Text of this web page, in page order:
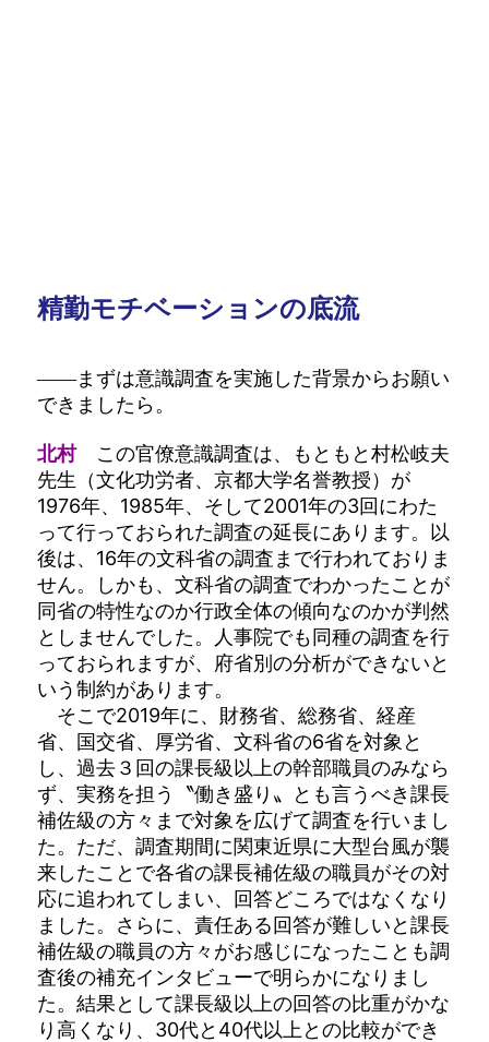
精勤モチベーションの底流
――まずは意識調査を実施した背景からお願い
できましたら。
北村この官僚意識調査は、もともと村松岐夫
先生（文化功労者、京都大学名誉教授）が
1976年、1985年、そして2001年の3回にわた
って行っておられた調査の延長にあります。以
後は、16年の文科省の調査まで行われておりま
せん。しかも、文科省の調査でわかったことが
同省の特性なのか行政全体の傾向なのかが判然
としませんでした。人事院でも同種の調査を行
っておられますが、府省別の分析ができないと
いう制約があります。
そこで2019年に、財務省、総務省、経産
省、国交省、厚労省、文科省の6省を対象と
し、過去３回の課長級以上の幹部職員のみなら
ず、実務を担う〝働き盛り〟とも言うべき課長
補佐級の方々まで対象を広げて調査を行いまし
た。ただ、調査期間に関東近県に大型台風が襲
来したことで各省の課長補佐級の職員がその対
応に追われてしまい、回答どころではなくなり
ました。さらに、責任ある回答が難しいと課長
補佐級の職員の方々がお感じになったことも調
査後の補充インタビューで明らかになりまし
た。結果として課長級以上の回答の比重がかな
り高くなり、30代と40代以上との比較ができ